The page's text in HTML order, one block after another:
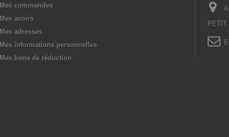
Mes commandes
Mes avoirs
Mes adresses
Mes informations personnelles
Mes bons de réduction
PETIT